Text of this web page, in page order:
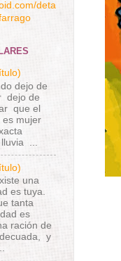
deta
dejo de
dejo de
que el
es mujer
...
una
es tuya.
tanta
es
ración de
y